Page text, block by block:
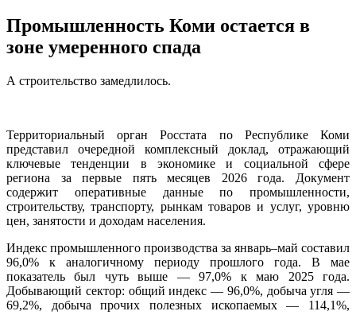
Промышленность Коми остается в
зоне умеренного спада
А строительство замедлилось.
Территориальный орган Росстата по Республике Коми
представил очередной комплексный доклад, отражающий
ключевые тенденции в экономике и социальной сфере
региона за первые пять месяцев 2026 года. Документ
содержит оперативные данные по промышленности,
строительству, транспорту, рынкам товаров и услуг, уровню
цен, занятости и доходам населения.
Индекс промышленного производства за январь–май составил
96,0% к аналогичному периоду прошлого года. В мае
показатель был чуть выше — 97,0% к маю 2025 года.
Добывающий сектор: общий индекс — 96,0%, добыча угля —
69,2%, добыча прочих полезных ископаемых — 114,1%,